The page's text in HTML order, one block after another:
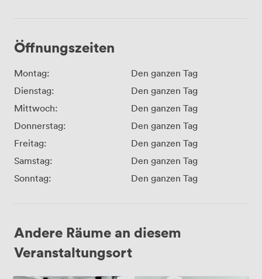
Öffnungszeiten
Montag:
Den ganzen Tag
Dienstag:
Den ganzen Tag
Mittwoch:
Den ganzen Tag
Donnerstag:
Den ganzen Tag
Freitag:
Den ganzen Tag
Samstag:
Den ganzen Tag
Sonntag:
Den ganzen Tag
Andere Räume an diesem
Veranstaltungsort